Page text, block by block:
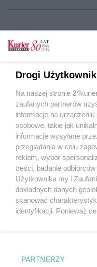
CZYTAJ TAKŻE
Wakacyjna Floating
Floating Arena po
droższy i mniej
POGODA
13℃
Zobacz prognozę na 3 dni
Copyright © 2022
Drogi
Na naszej stronie
zaufanych partnerów
informacje na
osobowe, takie jak
informacje wysyłane
przeglądania w celu
reklam, wybór
treści, badanie
Użytkownika my i
dokładnych danych
skanować
identyfikacji. Ponieważ
prywatności znajdujący
. Niektóre rodzaje
PARTNERZY